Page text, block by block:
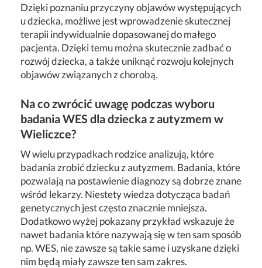
Dzięki poznaniu przyczyny objawów występujących
u dziecka, możliwe jest wprowadzenie skutecznej
terapii indywidualnie dopasowanej do małego
pacjenta. Dzięki temu można skutecznie zadbać o
rozwój dziecka, a także uniknąć rozwoju kolejnych
objawów związanych z chorobą.
Na co zwrócić uwagę podczas wyboru
badania WES dla dziecka z autyzmem w
Wieliczce?
W wielu przypadkach rodzice analizują, które
badania zrobić dziecku z autyzmem. Badania, które
pozwalają na postawienie diagnozy są dobrze znane
wśród lekarzy. Niestety wiedza dotycząca badań
genetycznych jest często znacznie mniejsza.
Dodatkowo wyżej pokazany przykład wskazuje że
nawet badania które nazywają się w ten sam sposób
np. WES, nie zawsze są takie same i uzyskane dzięki
nim będą miały zawsze ten sam zakres.